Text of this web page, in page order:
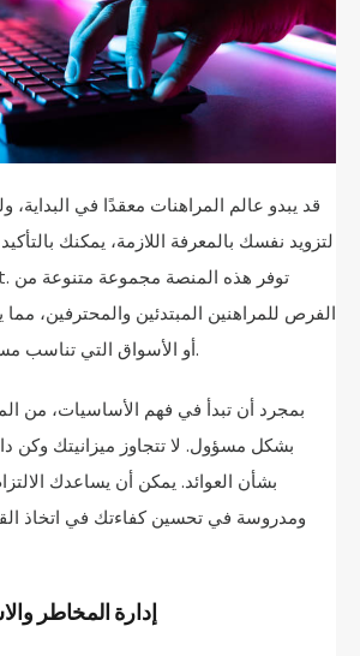
قد يبدو عالم المراهنات معقدًا في البداية،
لتزويد نفسك بالمعرفة اللازمة، يمكنك
. توفر هذه المنصة مجموعة متنوعة من
الفرص للمراهنين المبتدئين والمحترفين، مما
أو الأسواق التي تناسب مستوى مهاراتك وفهمك.
بمجرد أن تبدأ في فهم الأساسيات، من
بشكل مسؤول. لا تتجاوز ميزانيتك وكن
بشأن العوائد. يمكن أن يساعدك
ومدروسة في تحسين كفاءتك في اتخاذ
إدارة المخاطر